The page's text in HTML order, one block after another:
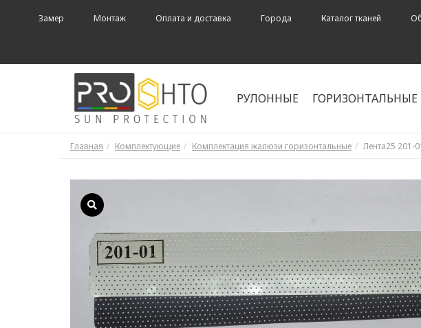
Замер Монтаж Оплата и доставка Города Каталог тканей
РУЛОННЫЕ ГОРИЗОНТАЛЬНЫЕ
Главная Комплектующие Комплектация жалюзи горизонтальные Лента25 201-